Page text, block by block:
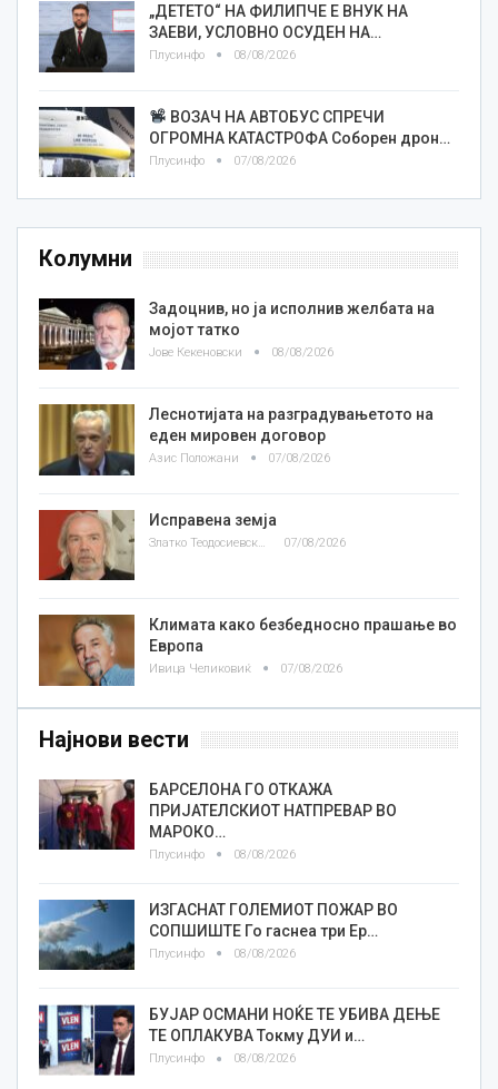
„ДЕТЕТО“ НА ФИЛИПЧЕ Е ВНУК НА
ЗАЕВИ, УСЛОВНО ОСУДЕН НА…
Плусинфо 08/08/2026
ВОЗАЧ НА АВТОБУС СПРЕЧИ
ОГРОМНА КАТАСТРОФА Соборен дрон…
Плусинфо 07/08/2026
Колумни
Задоцнив, но ја исполнив желбата на
мојот татко
Јове Кекеновски 08/08/2026
Леснотијата на разградувањетото на
еден мировен договор
Азис Положани 07/08/2026
Исправена земја
07/08/2026
Климата како безбедносно прашање во
Европа
Ивица Челиковиќ 07/08/2026
Најнови вести
БАРСЕЛОНА ГО ОТКАЖА
ПРИЈАТЕЛСКИОТ НАТПРЕВАР ВО
МАРОКО…
Плусинфо 08/08/2026
ИЗГАСНАТ ГОЛЕМИОТ ПОЖАР ВО
СОПШИШТЕ Го гаснеа три Ер…
Плусинфо 08/08/2026
БУЈАР ОСМАНИ НОЌЕ ТЕ УБИВА ДЕЊЕ
ТЕ ОПЛАКУВА Токму ДУИ и…
Плусинфо 08/08/2026